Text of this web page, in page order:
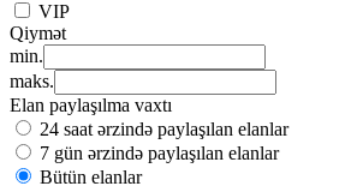
VIP
Qiymət
min.
maks.
Elan paylaşılma vaxtı
24 saat ərzində paylaşılan elanlar
7 gün ərzində paylaşılan elanlar
Bütün elanlar